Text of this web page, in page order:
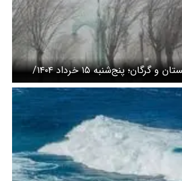
پیش‌بینی هوای گلستان و گرگان؛ پنج‌شنبه ۱۵ خرداد ۱۴۰۴/